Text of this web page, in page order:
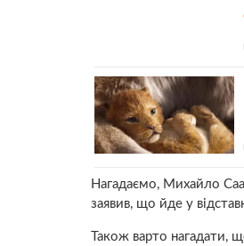
Нагадаємо, Михайло
заявив, що йде у
Також варто нагадати,